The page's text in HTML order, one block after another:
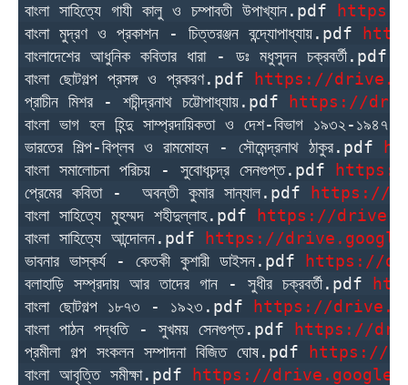
বাংলা সাহিত্যে গাযী কালু ও চম্পাবতী উপাখ্যান.pdf
https://
বাংলা মুদ্রণ ও প্রকাশন - চিত্তরঞ্জন বন্দ্যোপাধ্যায়.pdf
বাংলাদেশের আধুনিক কবিতার ধারা - ডঃ মধুসুদন চক্রবর্তী.pdf
বাংলা ছোটগল্প প্রসঙ্গ ও প্রকরণ.pdf
https://
প্রাচীন মিশর - শচীন্দ্রনাথ চট্টোপাধ্যায়.pdf
https://
বাংলা ভাগ হল হিন্দু সাম্প্রদায়িকতা ও দেশ-বিভাগ ১৯৩২-
ভারতের শিল্প-বিপ্লব ও রামমোহন - সৌমেন্দ্রনাথ ঠাকুর.pdf
বাংলা সমালোচনা পরিচয় - সুবোধচন্দ্র সেনগুপ্ত.pdf
https://
প্রেমের কবিতা -  অবন্তী কুমার সান্যাল.pdf
https://
বাংলা সাহিত্যে মুহম্মদ শহীদুল্লাহ.pdf
https://
বাংলা সাহিত্যে আন্দোলন.pdf
https://
ভাবনার ভাস্কর্য - কেতকী কুশারী ডাইসন.pdf
https://
বলাহাড়ি সম্প্রদায় আর তাদের গান - সুধীর চক্রবর্তী.pdf
বাংলা ছোটগল্প ১৮৭৩ - ১৯২৩.pdf
https://
বাংলা পাঠন পদ্ধতি - সুখময় সেনগুপ্ত.pdf
https://
প্রমীলা গল্প সংকলন সম্পাদনা বিজিত ঘোষ.pdf
https://
বাংলা আবৃত্তি সমীক্ষা.pdf
https://